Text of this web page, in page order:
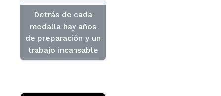
Detrás de cada
medalla hay años
de preparación y un
trabajo incansable